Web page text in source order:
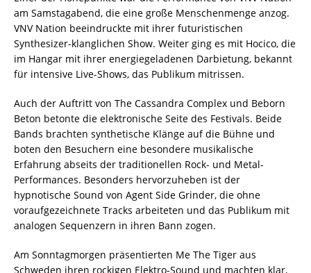
am Samstagabend, die eine große Menschenmenge anzog.
VNV Nation beeindruckte mit ihrer futuristischen
Synthesizer-klanglichen Show. Weiter ging es mit Hocico, die
im Hangar mit ihrer energiegeladenen Darbietung, bekannt
für intensive Live-Shows, das Publikum mitrissen.
Auch der Auftritt von The Cassandra Complex und Beborn
Beton betonte die elektronische Seite des Festivals. Beide
Bands brachten synthetische Klänge auf die Bühne und
boten den Besuchern eine besondere musikalische
Erfahrung abseits der traditionellen Rock- und Metal-
Performances. Besonders hervorzuheben ist der
hypnotische Sound von Agent Side Grinder, die ohne
voraufgezeichnete Tracks arbeiteten und das Publikum mit
analogen Sequenzern in ihren Bann zogen.
Am Sonntagmorgen präsentierten Me The Tiger aus
Schweden ihren rockigen Elektro-Sound und machten klar,